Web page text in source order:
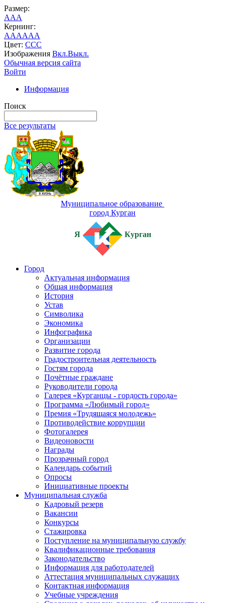
Размер:
AAA
Кернинг:
AAAAAA
Цвет: CCC
Изображения Вкл.Выкл.
Обычная версия сайта
Войти
Информация
Поиск
Все результаты
Муниципальное образование
город Курган
Я Курган
Город
Актуальная информация
Общая информация
История
Устав
Символика
Экономика
Инфографика
Организации
Развитие города
Градостроительная деятельность
Гостям города
Почётные граждане
Руководители города
Галерея «Курганцы - гордость города»
Программа «Любимый город»
Премия «Трудящаяся молодежь»
Противодействие коррупции
Фотогалерея
Видеоновости
Награды
Прозрачный город
Календарь событий
Опросы
Инициативные проекты
Муниципальная служба
Кадровый резерв
Вакансии
Конкурсы
Стажировка
Поступление на муниципальную службу
Квалификационные требования
Законодательство
Информация для работодателей
Аттестация муниципальных служащих
Контактная информация
Учебные учреждения